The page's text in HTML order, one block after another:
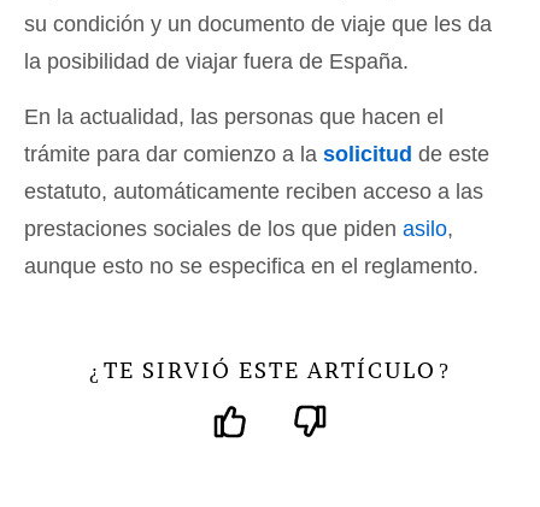
su condición y un documento de viaje que les da
la posibilidad de viajar fuera de España.
En la actualidad, las personas que hacen el
trámite para dar comienzo a la solicitud de este
estatuto, automáticamente reciben acceso a las
prestaciones sociales de los que piden asilo,
aunque esto no se especifica en el reglamento.
¿ TE SIRVIÓ ESTE ARTÍCULO ?